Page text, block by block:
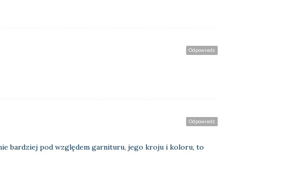
Odpowiedz
Odpowiedz
bardziej pod względem garnituru, jego kroju i koloru, to